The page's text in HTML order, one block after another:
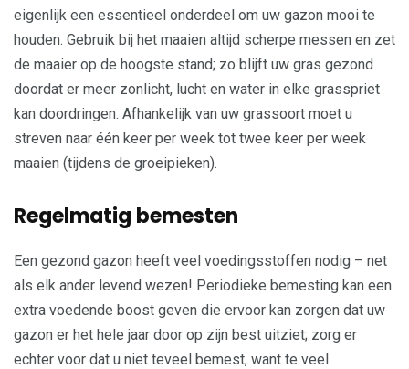
eigenlijk een essentieel onderdeel om uw gazon mooi te
houden. Gebruik bij het maaien altijd scherpe messen en zet
de maaier op de hoogste stand; zo blijft uw gras gezond
doordat er meer zonlicht, lucht en water in elke grasspriet
kan doordringen. Afhankelijk van uw grassoort moet u
streven naar één keer per week tot twee keer per week
maaien (tijdens de groeipieken).
Regelmatig bemesten
Een gezond gazon heeft veel voedingsstoffen nodig – net
als elk ander levend wezen! Periodieke bemesting kan een
extra voedende boost geven die ervoor kan zorgen dat uw
gazon er het hele jaar door op zijn best uitziet; zorg er
echter voor dat u niet teveel bemest, want te veel